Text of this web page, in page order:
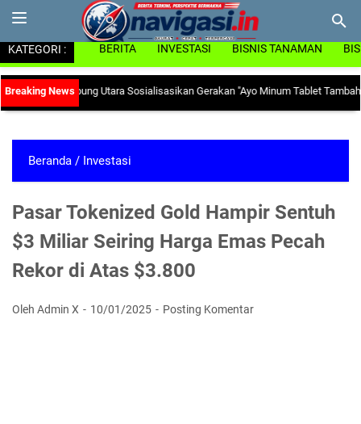
KATEGORI : BERITA INVESTASI BISNIS TANAMAN
Utara Sosialisasikan Gerakan "Ayo Minum Tablet Tambah Darah" di
Beranda / Investasi
Pasar Tokenized Gold Hampir Sentuh
$3 Miliar Seiring Harga Emas Pecah
Rekor di Atas $3.800
Oleh Admin X 10/01/2025 Posting Komentar